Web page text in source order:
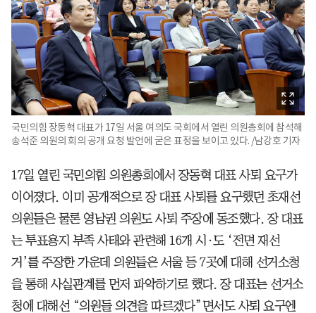
국민의힘 장동혁 대표가 17일 서울 여의도 국회에서 열린 의원총회에 참석해
송석준 의원의 회의 공개 요청 발언에 굳은 표정을 보이고 있다. /남강호 기자
17일 열린 국민의힘 의원총회에서 장동혁 대표 사퇴 요구가
이어졌다. 이미 공개적으로 장 대표 사퇴를 요구했던 초재선
의원들은 물론 영남권 의원도 사퇴 주장에 동조했다. 장 대표
는 투표용지 부족 사태와 관련해 16개 시·도 ‘전면 재선
거’를 주장한 가운데 의원들은 서울 등 7곳에 대해 선거소청
을 통해 사실관계를 먼저 파악하기로 했다. 장 대표는 선거소
청에 대해선 “의원들 의견을 따르겠다”면서도 사퇴 요구엔